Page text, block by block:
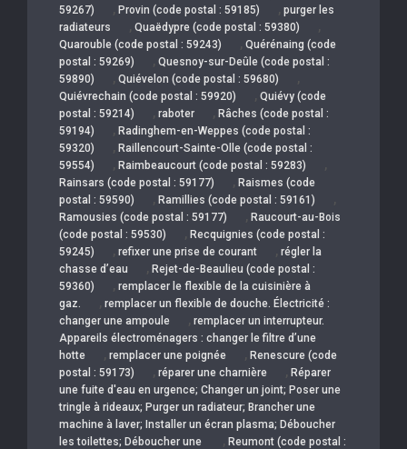
59267)
, Provin (code postal : 59185) , purger les
radiateurs
, Quaëdypre (code postal : 59380) ,
Quarouble (code postal : 59243) , Quérénaing (code
postal : 59269)
, Quesnoy-sur-Deûle (code postal :
59890)
, Quiévelon (code postal : 59680) ,
Quiévrechain (code postal : 59920) , Quiévy (code
postal : 59214)
, raboter , Râches (code postal :
59194)
, Radinghem-en-Weppes (code postal :
59320)
, Raillencourt-Sainte-Olle (code postal :
59554)
, Raimbeaucourt (code postal : 59283) ,
Rainsars (code postal : 59177) , Raismes (code
postal : 59590)
, Ramillies (code postal : 59161) ,
Ramousies (code postal : 59177) , Raucourt-au-Bois
(code postal : 59530)
, Recquignies (code postal :
59245)
, refixer une prise de courant , régler la
chasse d’eau
, Rejet-de-Beaulieu (code postal :
59360)
, remplacer le flexible de la cuisinière à
gaz.
, remplacer un flexible de douche. Électricité :
changer une ampoule
, remplacer un interrupteur.
Appareils électroménagers : changer le filtre d’une
hotte
, remplacer une poignée , Renescure (code
postal : 59173)
, réparer une charnière , Réparer
une fuite d'eau en urgence; Changer un joint; Poser une
tringle à rideaux; Purger un radiateur; Brancher une
machine à laver; Installer un écran plasma; Déboucher
les toilettes; Déboucher une
, Reumont (code postal :